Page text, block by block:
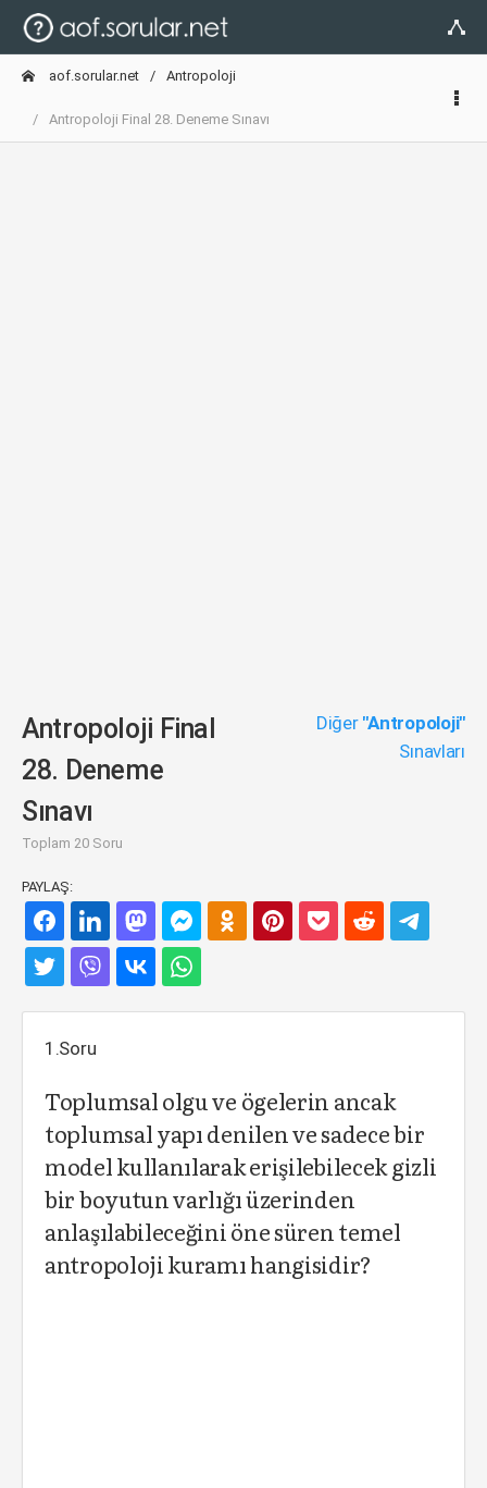
aof.sorular.net Antropoloji
Antropoloji Final 28. Deneme Sınavı
Antropoloji Final
28. Deneme
Sınavı
Toplam 20 Soru
Diğer "Antropoloji"
Sınavları
PAYLAŞ:
1.Soru
Toplumsal olgu ve ögelerin ancak
toplumsal yapı denilen ve sadece bir
model kullanılarak erişilebilecek gizli
bir boyutun varlığı üzerinden
anlaşılabileceğini öne süren temel
antropoloji kuramı hangisidir?